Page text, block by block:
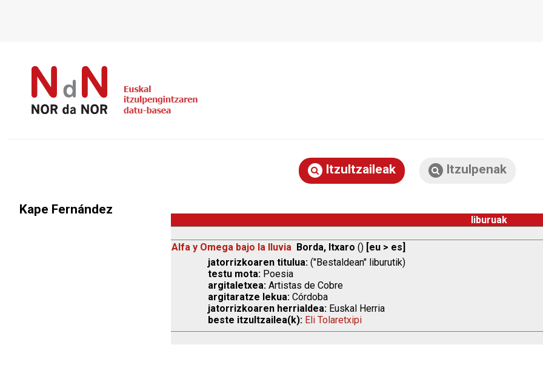
Itzultzaileak Itzulpenak
Kape Fernández
liburuak
Alfa y Omega bajo la lluvia Borda, Itxaro () [eu > es]
jatorrizkoaren titulua: ("Bestaldean" liburutik)
testu mota: Poesia
argitaletxea: Artistas de Cobre
argitaratze lekua: Córdoba
jatorrizkoaren herrialdea: Euskal Herria
beste itzultzailea(k): Eli Tolaretxipi